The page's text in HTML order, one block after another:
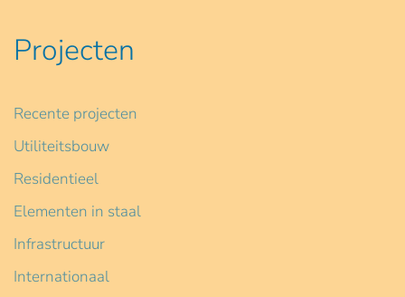
Projecten
Recente projecten
Utiliteitsbouw
Residentieel
Elementen in staal
Infrastructuur
Internationaal